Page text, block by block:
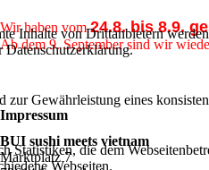
Wir haben vom24.8. bis 8.9.
Ab dem 9. September sind wir
Impressum
BUI sushi meets vietnam
Marktplatz 7
Inhalte von Drittanbietern
Gewährleistung eines
die dem
Webseiten.